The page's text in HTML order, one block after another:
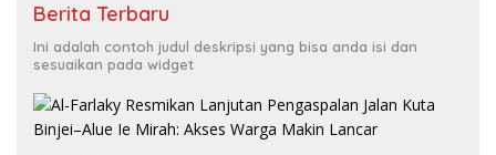
Berita Terbaru
Ini adalah contoh judul deskripsi yang bisa anda isi dan
sesuaikan pada widget